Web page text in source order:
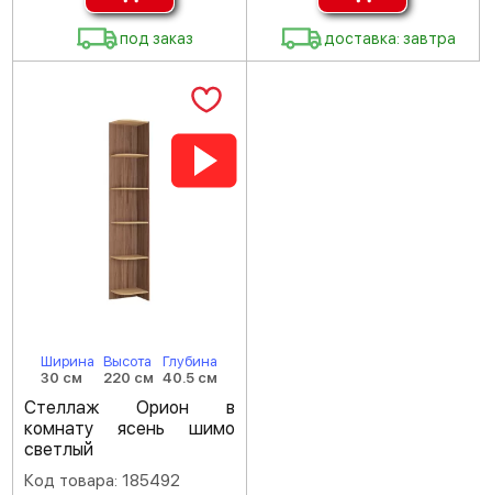
под заказ доставка: завтра
Ширина
30 см
Высота
220 см
Глубина
40.5 см
Стеллаж Орион в
комнату ясень шимо
светлый
Код товара: 185492